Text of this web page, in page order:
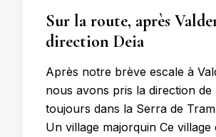
Sur la route, après
direction Deia
Après notre brève escale à
nous avons pris la direction de
toujours dans la Serra de
Un village majorquin Ce village